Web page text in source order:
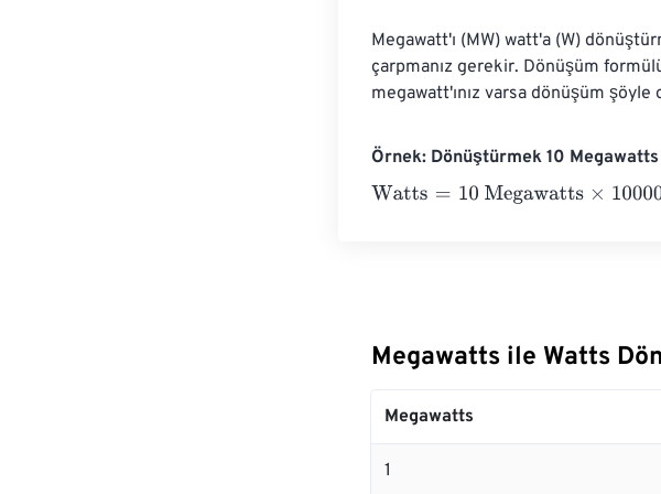
Megawatt'ı (MW) watt'a (W)
çarpmanız gerekir. Dönüşüm
megawatt'ınız varsa dönüşüm
Örnek: Dönüştürmek 10
Watts= 10 Megawatts×1000000=
Megawatts ile Watts
Megawatts
1